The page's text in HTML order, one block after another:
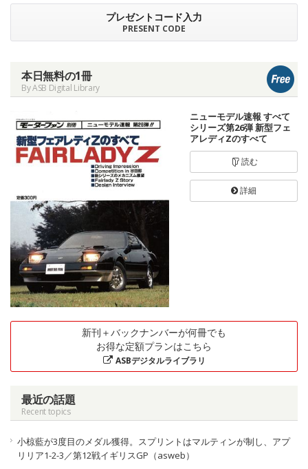
プレゼントコード入力
PRESENT CODE
本日無料の1冊
By ASB Digital Library
ニューモデル速報 すべて
シリーズ第26弾 新型フェ
アレディZのすべて
読む
詳細
新刊＋バックナンバーが何冊でも
お得な定額プランはこちら
ASBデジタルライブラリ
最近の話題
Recent topics
小椋藍が3度目のメダル獲得。スプリントはマルティンが制し、アプ
リリア1-2-3／第12戦イギリスGP（asweb）